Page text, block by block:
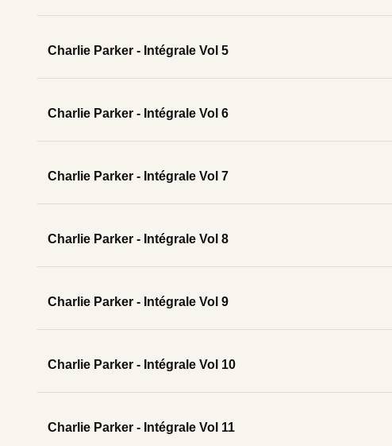
Charlie Parker - Intégrale Vol 5
Charlie Parker - Intégrale Vol 6
Charlie Parker - Intégrale Vol 7
Charlie Parker - Intégrale Vol 8
Charlie Parker - Intégrale Vol 9
Charlie Parker - Intégrale Vol 10
Charlie Parker - Intégrale Vol 11